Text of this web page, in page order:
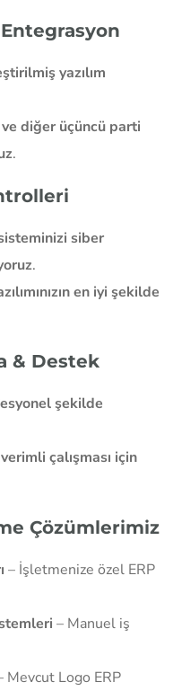
yazılım
diğer üçüncü parti
.
siber
.
en iyi şekilde
& Destek
şekilde
çalışması için
Çözümlerimiz
– İşletmenize özel ERP
– Manuel iş
Mevcut Logo ERP